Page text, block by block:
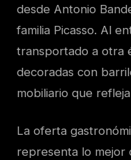
desde Antonio
familia Picasso. Al
transportado a otra
decoradas con
mobiliario que
La oferta
representa lo mejor